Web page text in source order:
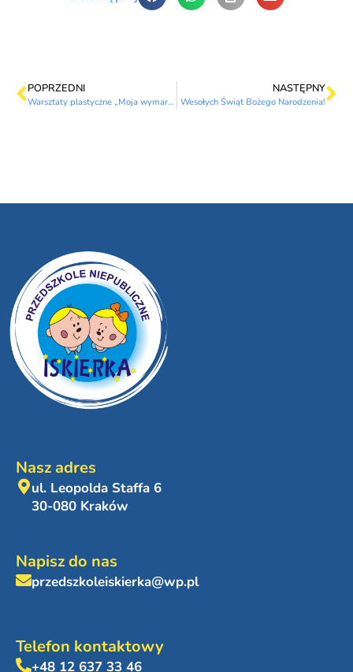
POPRZEDNI
Warsztaty plastyczne „Moja wymarzona choinka”
NASTĘPNY
Wesołych Świąt Bożego Narodzenia!
Nasz adres
ul. Leopolda Staffa 6
30-080 Kraków
Napisz do nas
przedszkoleiskierka@wp.pl
Telefon kontaktowy
+48 12 637 33 46